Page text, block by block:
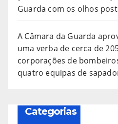
Guarda com os olhos
A Câmara da Guarda
uma verba de cerca de
corporações de
quatro equipas de
Categorias